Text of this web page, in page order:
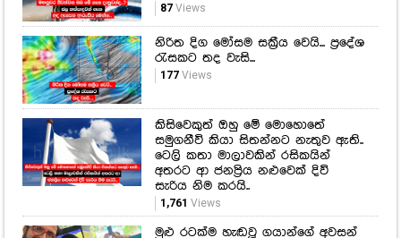
87Views
නිරිත දිග මෝසම සක්‍රීය වෙයි... ප්‍රදේශ
රැසකට තද වැසි...
177Views
කිසිවෙකුත් ඔහු මේ මොහොතේ
සමුගනීවි කියා සිතන්නට නැතුව ඇති..
ටෙලි කතා මාලාවකින් රසිකයින්
අතරට ආ ජනප්‍රිය නළුවෙක් දිවි
සැරිය නිම කරයි..
1,761 Views
මුළු රටක්ම හැඬවූ ගයාන්ගේ අවසන්